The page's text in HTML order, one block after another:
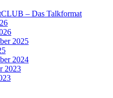
– Das Talkformat
2025
2024
2023